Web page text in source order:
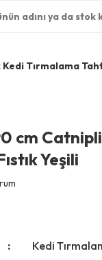
Tırmalama
cm
Yeşili
Kedi